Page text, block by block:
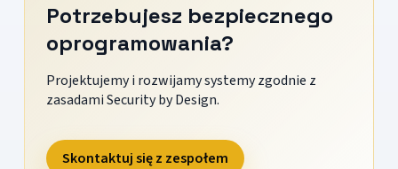
Potrzebujesz bezpiecznego
oprogramowania?
Projektujemy i rozwijamy systemy zgodnie z
zasadami Security by Design.
Skontaktuj się z zespołem